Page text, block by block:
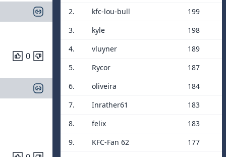
0
2.
kfc-lou-bull
199
3.
kyle
198
4.
vluyner
189
5.
Rycor
187
6.
oliveira
184
7.
Inrather61
183
8.
felix
183
9.
KFC-Fan 62
177